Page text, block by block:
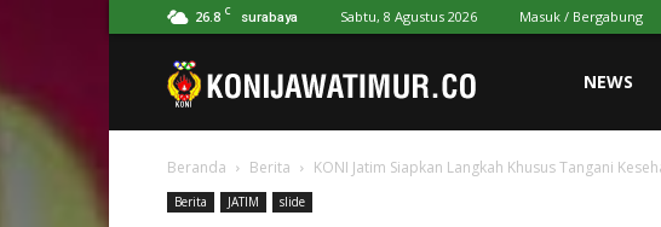
26.8 C surabaya Sabtu, 8 Agustus 2026 Masuk / Bergabung
Jawa
NEWS
Beranda Berita KONI Jatim Siapkan Langkah Khusus Tangani
Berita JATIM slide